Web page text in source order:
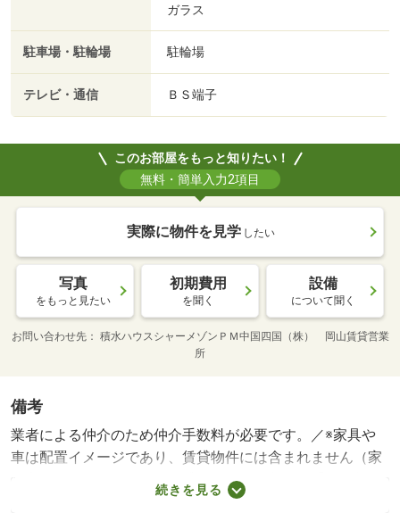
ガラス
駐車場・駐輪場 駐輪場
テレビ・通信 ＢＳ端子
このお部屋をもっと知りたい！
無料・簡単入力2項目
実際に物件を見学 したい
写真
をもっと見たい
初期費用
を聞く
設備
について聞く
お問い合わせ先
積水ハウスシャーメゾンＰＭ中国四国（株） 岡山賃貸営業
所
備考
業者による仲介のため仲介手数料が必要です。／※家具や
車は配置イメージであり、賃貸物件には含まれません（家
具家電付等を除く）。・賃貸保証等：加入要（【個人契
約】 初回契約事務手数料：３３，０００円（税込）、月
続きを見る